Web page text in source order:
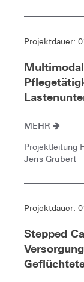
Projektdauer:
MEHR
Projektleitung
Jens Grubert
Projektdauer:
Stepped